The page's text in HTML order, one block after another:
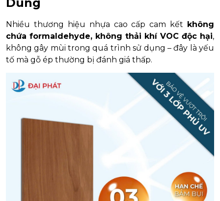
Nhiều thương hiệu nhựa cao cấp cam kết không
chứa formaldehyde, không thải khí VOC độc hại,
không gây mùi trong quá trình sử dụng – đây là yếu
tố mà gỗ ép thường bị đánh giá thấp.